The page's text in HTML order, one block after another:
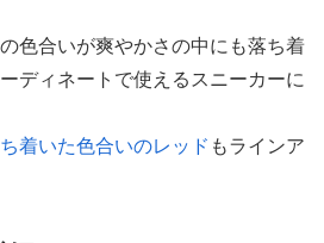
色合いが爽やかさの中にも落ち着
ディネートで使えるスニーカーに
着いた色合いのレッド もラインア